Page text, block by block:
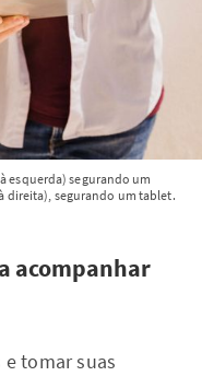
esquerda) segurando um
direita), segurando um tablet.
acompanhar
tomar suas